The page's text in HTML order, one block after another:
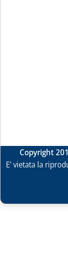
Copyright
E' vietata la